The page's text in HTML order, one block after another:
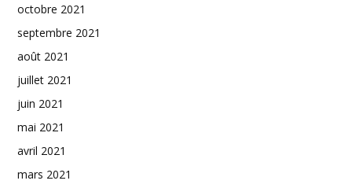
octobre 2021
septembre 2021
août 2021
juillet 2021
juin 2021
mai 2021
avril 2021
mars 2021